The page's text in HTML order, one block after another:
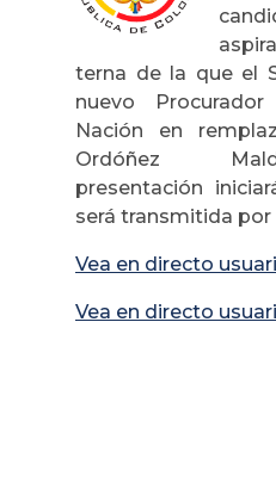
terna de la que el
nuevo
Nación en
Ordóñez
presentación
será transmitida
Vea en directo
Vea en directo